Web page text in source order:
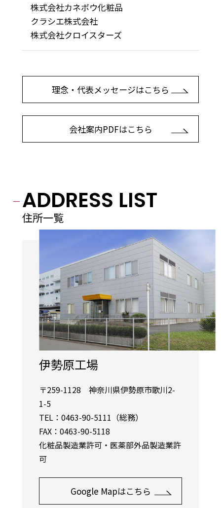
株式会社カネボウ化粧品
クラシエ株式会社
株式会社クロイスターズ
理念・代表メッセージはこちら
会社案内PDFはこちら
ADDRESS LIST
住所一覧
伊勢原工場
〒259-1128 神奈川県伊勢原市歌川2-
1-5
TEL：0463-90-5111（総務）
FAX：0463-90-5118
化粧品製造業許可・医薬部外品製造業許
可
Google Mapはこちら